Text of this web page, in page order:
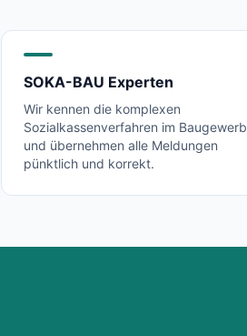
SOKA-BAU Experten
Wir kennen die komplexen
Sozialkassenverfahren im
und übernehmen alle Meldungen
pünktlich und korrekt.